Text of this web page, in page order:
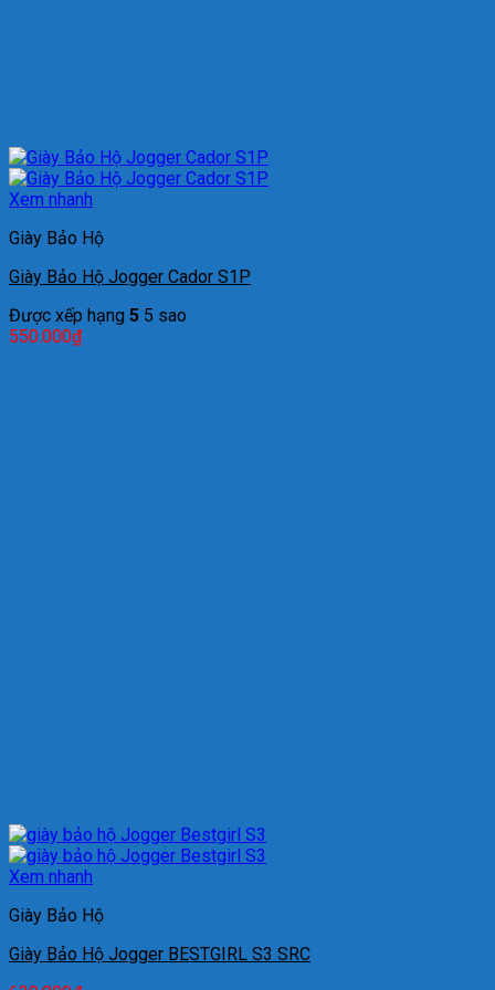
Xem nhanh
Giày Bảo Hộ
Giày Bảo Hộ Jogger Cador S1P
Được xếp hạng 5 5 sao
550.000₫
Xem nhanh
Giày Bảo Hộ
Giày Bảo Hộ Jogger BESTGIRL S3 SRC